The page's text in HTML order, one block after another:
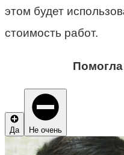
этом будет
стоимость работ.
Да Не очень